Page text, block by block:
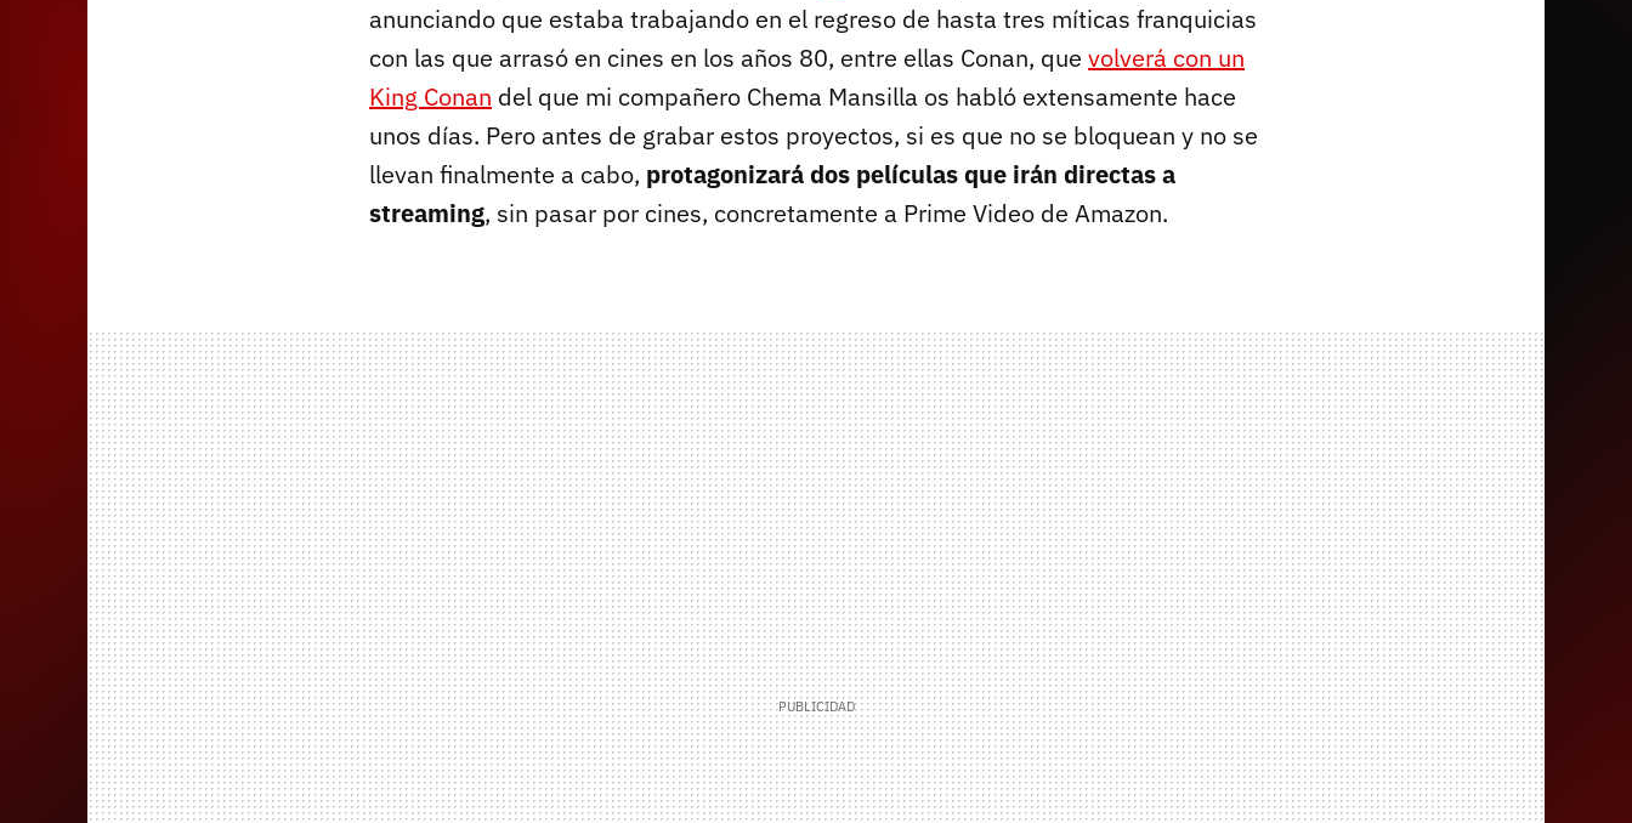
anunciando que estaba trabajando en el regreso de hasta tres míticas franquicias
con las que arrasó en cines en los años 80, entre ellas Conan, que volverá con un
King Conan del que mi compañero Chema Mansilla os habló extensamente hace
unos días. Pero antes de grabar estos proyectos, si es que no se bloquean y no se
llevan finalmente a cabo, protagonizará dos películas que irán directas a
streaming, sin pasar por cines, concretamente a Prime Video de Amazon.